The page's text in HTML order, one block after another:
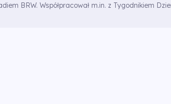
BRW. Współpracował m.in. z Tygodnikiem